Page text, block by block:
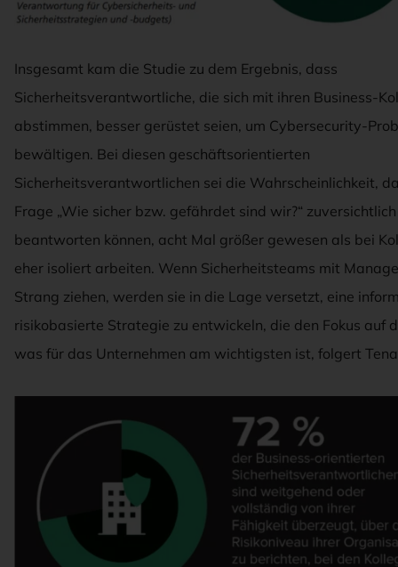
Insgesamt kam die Studie zu dem Ergebnis, dass
Sicherheitsverantwortliche, die sich mit ihren Business-
abstimmen, besser gerüstet seien, um Cybersecurity-
bewältigen. Bei diesen geschäftsorientierten
Sicherheitsverantwortlichen sei die Wahrscheinlichkeit,
Frage „Wie sicher bzw. gefährdet sind wir?“ zuversichtlich
beantworten können, acht Mal größer gewesen als bei
eher isoliert arbeiten. Wenn Sicherheitsteams mit
Strang ziehen, werden sie in die Lage versetzt, eine
risikobasierte Strategie zu entwickeln, die den Fokus auf
was für das Unternehmen am wichtigsten ist, folgert